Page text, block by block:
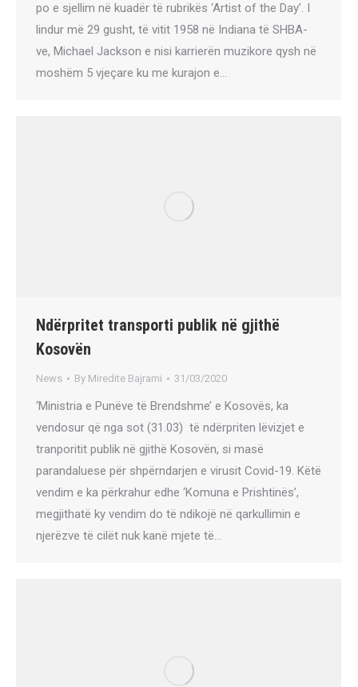
po e sjellim në kuadër të rubrikës ‘Artist of the Day’. I
lindur më 29 gusht, të vitit 1958 në Indiana të SHBA-
ve, Michael Jackson e nisi karrierën muzikore qysh në
moshëm 5 vjeçare ku me kurajon e…
Ndërpritet transporti publik në gjithë
Kosovën
News By Miredite Bajrami 31/03/2020
‘Ministria e Punëve të Brendshme’ e Kosovës, ka
vendosur që nga sot (31.03) të ndërpriten lëvizjet e
tranporitit publik në gjithë Kosovën, si masë
parandaluese për shpërndarjen e virusit Covid-19. Këtë
vendim e ka përkrahur edhe ‘Komuna e Prishtinës’,
megjithatë ky vendim do të ndikojë në qarkullimin e
njerëzve të cilët nuk kanë mjete të…